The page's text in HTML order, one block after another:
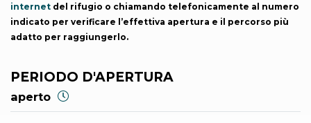
internet del rifugio o chiamando telefonicamente al numero
indicato per verificare l’effettiva apertura e il percorso più
adatto per raggiungerlo.
PERIODO D'APERTURA
aperto